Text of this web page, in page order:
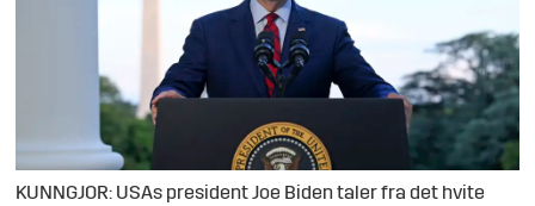
KUNNGJOR: USAs president Joe Biden taler fra det hvite